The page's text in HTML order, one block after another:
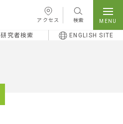
アクセス 検索
研究者検索 ENGLISH SITE